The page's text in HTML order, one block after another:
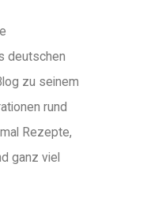
deutschen
zu seinem
rund
Rezepte,
ganz viel